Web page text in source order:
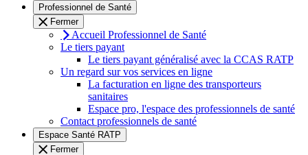
Professionnel de Santé
Fermer
Accueil Professionnel de Santé
Le tiers payant
Le tiers payant généralisé avec la CCAS RATP
Un regard sur vos services en ligne
La facturation en ligne des transporteurs
sanitaires
Espace pro, l'espace des professionnels de santé
Contact professionnels de santé
Espace Santé RATP
Fermer